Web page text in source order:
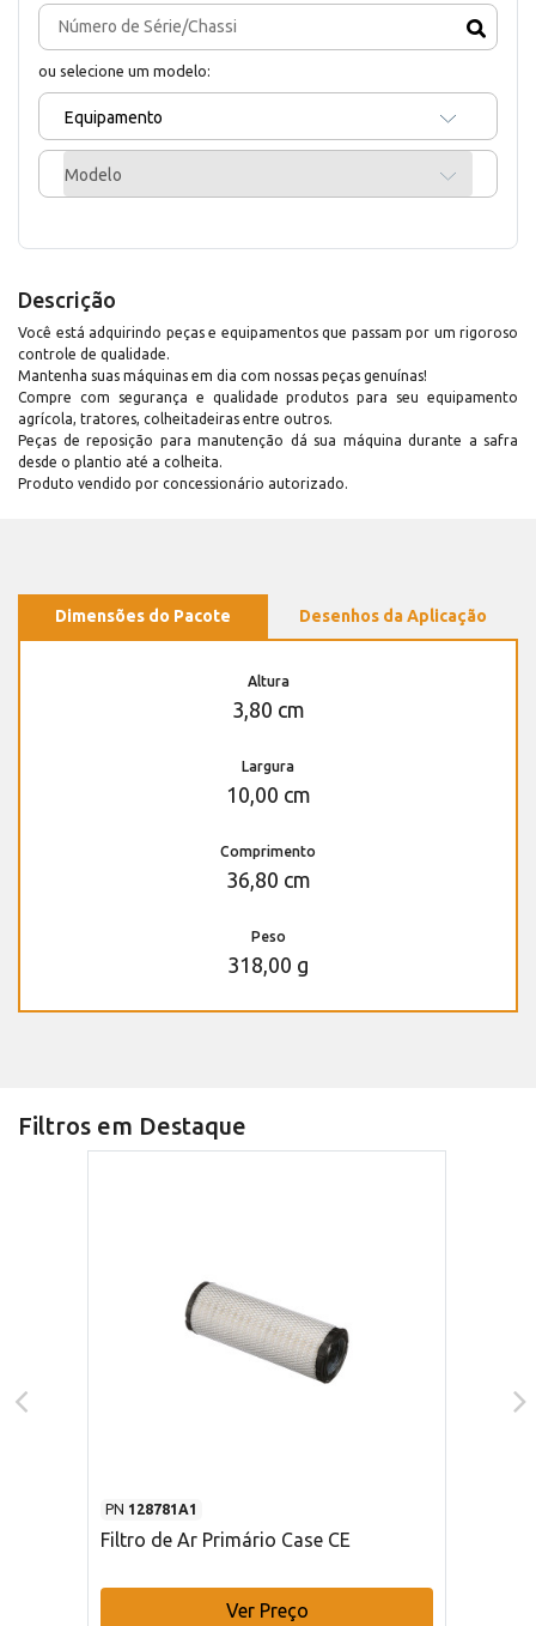
ou selecione um modelo:
Equipamento
Modelo
Descrição
Você está adquirindo peças e equipamentos que passam por um rigoroso
controle de qualidade.
Mantenha suas máquinas em dia com nossas peças genuínas!
Compre com segurança e qualidade produtos para seu equipamento
agrícola, tratores, colheitadeiras entre outros.
Peças de reposição para manutenção dá sua máquina durante a safra
desde o plantio até a colheita.
Produto vendido por concessionário autorizado.
Dimensões do Pacote Desenhos da Aplicação
Altura
3,80 cm
Largura
10,00 cm
Comprimento
36,80 cm
Peso
318,00 g
Filtros em Destaque
PN 128781A1
Filtro de Ar Primário Case CE
Ver Preço